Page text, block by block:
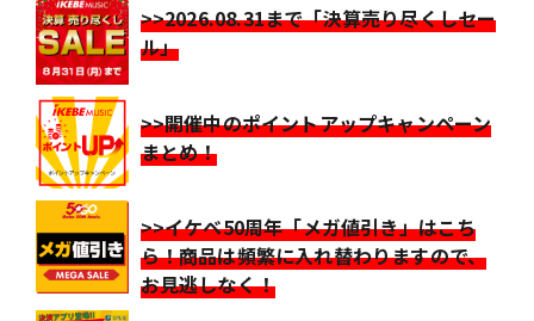
>>2026.08.31まで「決算売り尽くしセー
ル」
>>開催中のポイントアップキャンペーン
まとめ！
>>イケベ50周年「メガ値引き」はこち
ら！商品は頻繁に入れ替わりますので、
お見逃しなく！